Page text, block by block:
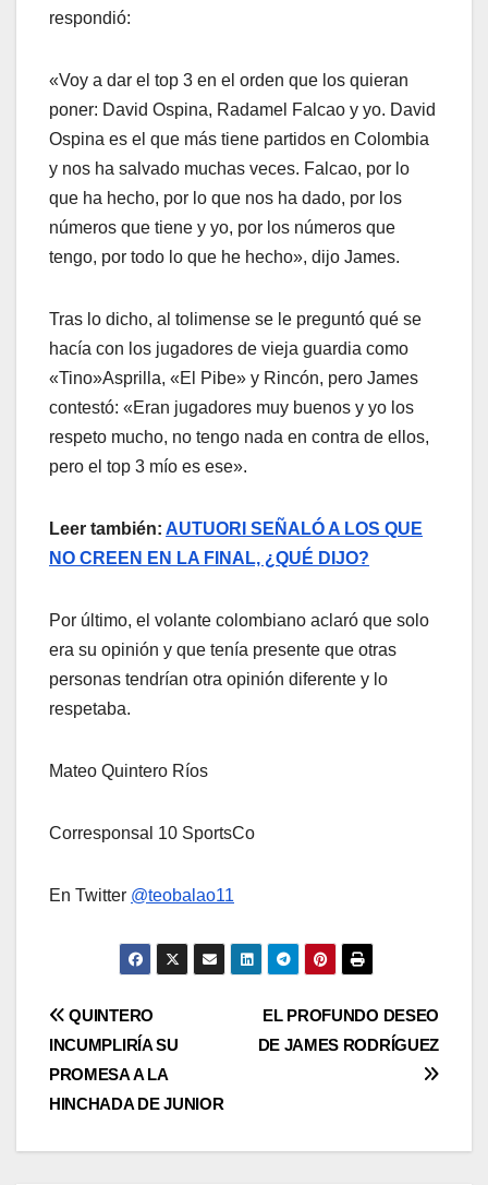
respondió:
«Voy a dar el top 3 en el orden que los quieran
poner: David Ospina, Radamel Falcao y yo. David
Ospina es el que más tiene partidos en Colombia
y nos ha salvado muchas veces. Falcao, por lo
que ha hecho, por lo que nos ha dado, por los
números que tiene y yo, por los números que
tengo, por todo lo que he hecho», dijo James.
Tras lo dicho, al tolimense se le preguntó qué se
hacía con los jugadores de vieja guardia como
«Tino»Asprilla, «El Pibe» y Rincón, pero James
contestó: «Eran jugadores muy buenos y yo los
respeto mucho, no tengo nada en contra de ellos,
pero el top 3 mío es ese».
Leer también: AUTUORI SEÑALÓ A LOS QUE
NO CREEN EN LA FINAL, ¿QUÉ DIJO?
Por último, el volante colombiano aclaró que solo
era su opinión y que tenía presente que otras
personas tendrían otra opinión diferente y lo
respetaba.
Mateo Quintero Ríos
Corresponsal 10 SportsCo
En Twitter @teobalao11
EL PROFUNDO DESEO
DE JAMES RODRÍGUEZ
QUINTERO
INCUMPLIRÍA SU
PROMESA A LA
HINCHADA DE JUNIOR